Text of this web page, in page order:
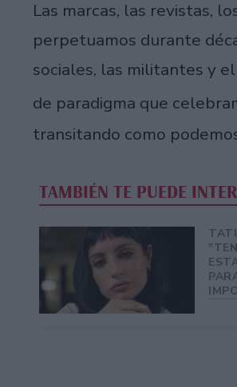
Las marcas, las revistas,
perpetuamos durante
sociales, las militantes y
de paradigma que
transitando como
TAMBIÉN TE PUEDE